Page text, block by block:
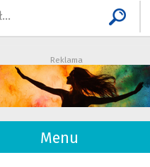
Reklama
Menu